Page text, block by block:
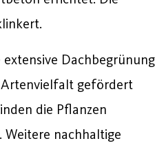
Dachbegrünung
gefördert
die Pflanzen
Weitere nachhaltige